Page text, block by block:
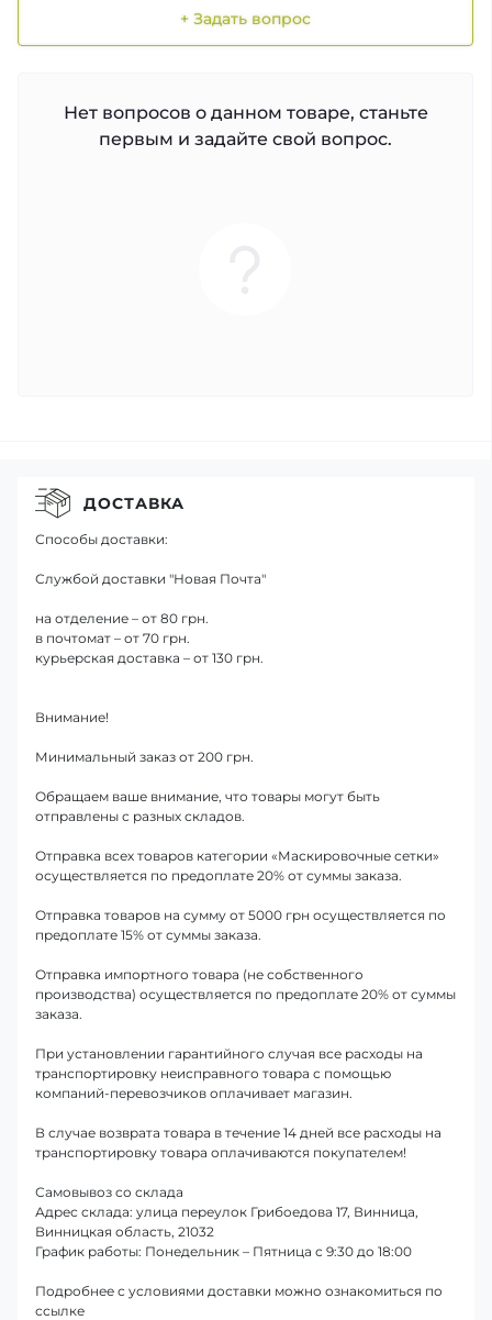
+ Задать вопрос
Нет вопросов о данном товаре, станьте
первым и задайте свой вопрос.
ДОСТАВКА
Способы доставки:
Службой доставки "Новая Почта"
на отделение – от 80 грн.
в почтомат – от 70 грн.
курьерская доставка – от 130 грн.
Внимание!
Минимальный заказ от 200 грн.
Обращаем ваше внимание, что товары могут быть
отправлены с разных складов.
Отправка всех товаров категории «Маскировочные сетки»
осуществляется по предоплате 20% от суммы заказа.
Отправка товаров на сумму от 5000 грн осуществляется по
предоплате 15% от суммы заказа.
Отправка импортного товара (не собственного
производства) осуществляется по предоплате 20% от суммы
заказа.
При установлении гарантийного случая все расходы на
транспортировку неисправного товара с помощью
компаний-перевозчиков оплачивает магазин.
В случае возврата товара в течение 14 дней все расходы на
транспортировку товара оплачиваются покупателем!
Самовывоз со склада
Адрес склада: улица переулок Грибоедова 17, Винница,
Винницкая область, 21032
График работы: Понедельник – Пятница с 9:30 до 18:00
Подробнее с условиями доставки можно ознакомиться по
ссылке